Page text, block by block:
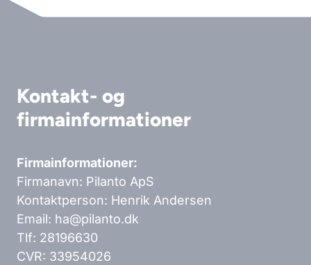
Kontakt- og
firmainformationer
Firmainformationer:
Firmanavn: Pilanto ApS
Kontaktperson: Henrik Andersen
Email: ha@pilanto.dk
Tlf: 28196630
CVR: 33954026